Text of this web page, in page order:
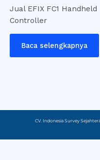
Jual EFIX FC1 Handheld
Controller
Baca selengkapnya
CV. Indonesia Survey